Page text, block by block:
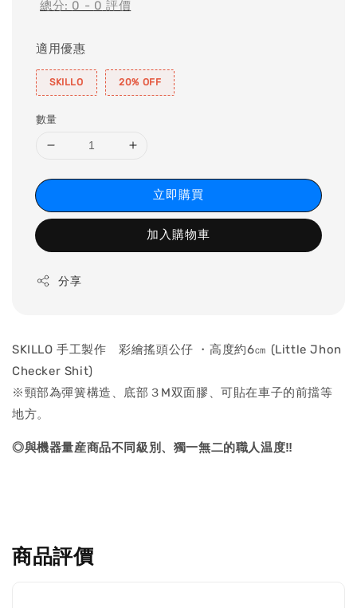
總分: 0 - 0 評價
適用優惠
SKILLO 20% OFF
數量
立即購買
加入購物車
分享
SKILLO 手工製作 彩繪搖頭公仔 ・高度約6㎝ (Little Jhon
Checker Shit)
※頸部為彈簧構造、底部３M双面膠、可貼在車子的前擋等
地方。
◎與機器量産商品不同級別、獨一無二的職人温度‼
商品評價